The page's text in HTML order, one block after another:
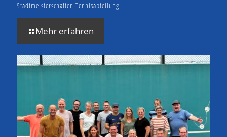
Stadtmeisterschaften Tennisabteilung
Mehr erfahren